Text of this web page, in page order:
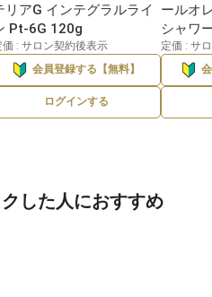
リアG インテグラルライ
Pt-6G 120g
価 : サロン契約後表示
会員登録する【無料】
ログインする
ールオ
シャワ
定価 : サ
した人におすすめ